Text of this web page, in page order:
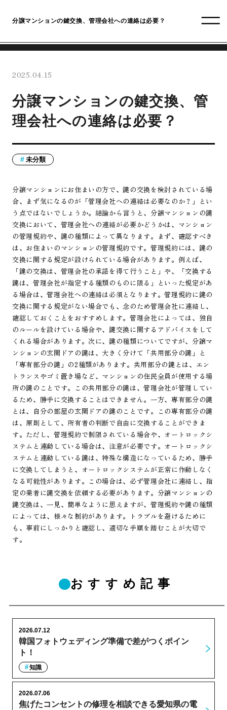
分譲マンションの鍵交換、管理会社への連絡は必要？
2025.04.15
分譲マンションの鍵交換、管
理会社への連絡は必要？
未分類
分譲マンションにお住まいの方で、鍵の交換を検討されている場
合、まず気になるのが「管理会社への連絡は必要なのか？」とい
う点ではないでしょうか。結論から言うと、分譲マンションの鍵
交換において、管理会社への連絡が必要かどうかは、マンション
の管理規約や、鍵の種類によって異なります。まず、確認すべき
は、お住まいのマンションの管理規約です。管理規約には、鍵の
交換に関する規定が設けられている場合があります。例えば、
「鍵の交換は、管理会社の承諾を得て行うこと」や、「交換する
鍵は、管理会社が指定する種類のものに限る」といった規定があ
る場合は、管理会社への連絡は必須となります。管理規約に鍵の
交換に関する規定がない場合でも、念のため管理会社に連絡し、
確認しておくことをおすすめします。管理会社によっては、独自
のルールを設けている場合や、鍵交換に関するアドバイスをして
くれる場合があります。次に、鍵の種類についてですが、分譲マ
ンションの玄関ドアの鍵は、大きく分けて「共用部分の鍵」と
「専有部分の鍵」の2種類があります。共用部分の鍵とは、エン
トランスやゴミ置き場など、マンションの住民全員が使用する場
所の鍵のことです。この共用部分の鍵は、管理会社が管理してい
るため、勝手に交換することはできません。一方、専有部分の鍵
とは、自分の部屋の玄関ドアの鍵のことです。この専有部分の鍵
は、原則として、所有者の判断で自由に交換することができま
す。ただし、管理規約で制限されている場合や、オートロックシ
ステムと連動している場合は、注意が必要です。オートロックシ
ステムと連動している鍵は、特殊な構造になっているため、勝手
に交換してしまうと、オートロックシステムが正常に作動しなく
なる可能性があります。この場合は、必ず管理会社に連絡し、指
定の業者に鍵交換を依頼する必要があります。分譲マンションの
鍵交換は、一見、簡単なように思えますが、管理規約や鍵の種類
によっては、様々な制約があります。トラブルを避けるために
も、事前にしっかりと確認し、適切な手順を踏むことが大切で
す。
おすすめ記事
韓国フォトウェディング準備で差がつくポイン
ト！
2026.07.12
知識
焦げたコンセントの修理を相談できる愛知県の電
2026.07.06